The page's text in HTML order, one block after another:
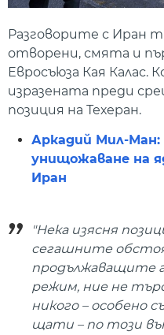
Разговорите с Иран
отворени, смята и
Евросъюза Кая
изразената преди
позиция на Техеран.
Аркадий Мил-Ман:
унищожаване на
Иран
"Нека изясня
сегашните
продължаващите
режим, ние не
никого – особено
щати – по този